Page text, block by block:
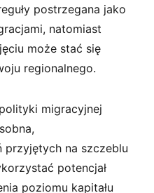
postrzegana jako
natomiast
może stać się
regionalnego.
migracyjnej
przyjętych na szczeblu
potencjał
poziomu kapitału